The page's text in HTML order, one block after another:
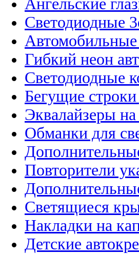
Ангельские
Светодиодные
Гибкий неон
Светодиодные
Бегущие
Эквалайзеры
Обманки для
Повторители
Светящиеся
Накладки на
Детские